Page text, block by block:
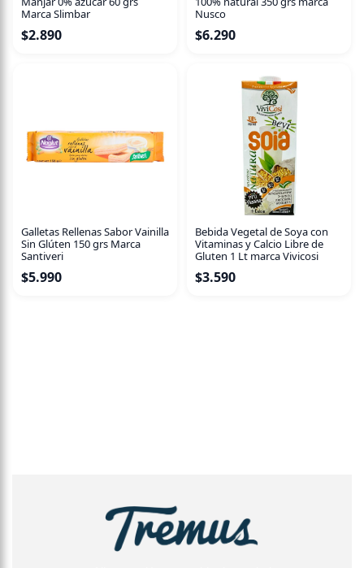
Marca Slimbar
$2.890
Nusco
$6.290
Galletas Rellenas Sabor Vainilla
Sin Glúten 150 grs Marca
Santiveri
$5.990
Bebida Vegetal de Soya con
Vitaminas y Calcio Libre de
Gluten 1 Lt marca Vivicosi
$3.590